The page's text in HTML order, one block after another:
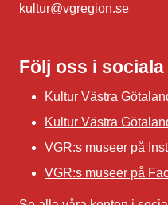
kultur@vgregion.se
Följ oss i
Kultur Västra
Kultur Västra
VGR:s museer på
VGR:s museer på